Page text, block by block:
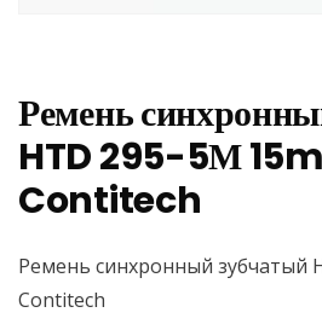
Ремень
HTD 295-5М
Contitech
Ремень синхронный зубчатый
Contitech